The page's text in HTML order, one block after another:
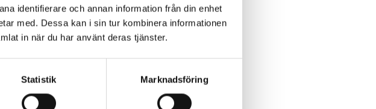
identifierare och annan information från din enhet
med. Dessa kan i sin tur kombinera informationen
in när du har använt deras tjänster.
Statistik Marknadsföring
skolor.